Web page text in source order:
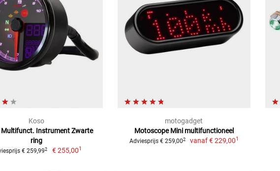
Koso
Multifunct. Instrument Zwarte
ring
€ 259,992 € 255,001
motogadget
Motoscope Mini multifunctioneel
Adviesprijs € 259,002 vanaf€ 229,001